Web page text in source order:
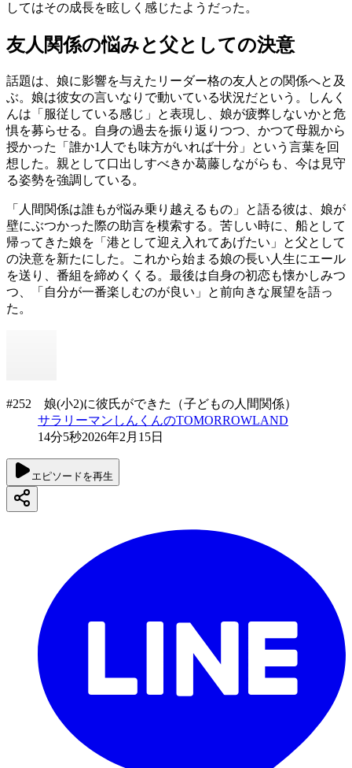
してはその成長を眩しく感じたようだった。
友人関係の悩みと父としての決意
話題は、娘に影響を与えたリーダー格の友人との関係へと及
ぶ。娘は彼女の言いなりで動いている状況だという。しんく
んは「服従している感じ」と表現し、娘が疲弊しないかと危
惧を募らせる。自身の過去を振り返りつつ、かつて母親から
授かった「誰か1人でも味方がいれば十分」という言葉を回
想した。親として口出しすべきか葛藤しながらも、今は見守
る姿勢を強調している。
「人間関係は誰もが悩み乗り越えるもの」と語る彼は、娘が
壁にぶつかった際の助言を模索する。苦しい時に、船として
帰ってきた娘を「港として迎え入れてあげたい」と父として
の決意を新たにした。これから始まる娘の長い人生にエール
を送り、番組を締めくくる。最後は自身の初恋も懐かしみつ
つ、「自分が一番楽しむのが良い」と前向きな展望を語っ
た。
#252 娘(小2)に彼氏ができた（子どもの人間関係）
サラリーマンしんくんのTOMORROWLAND
14分5秒2026年2月15日
エピソードを再生